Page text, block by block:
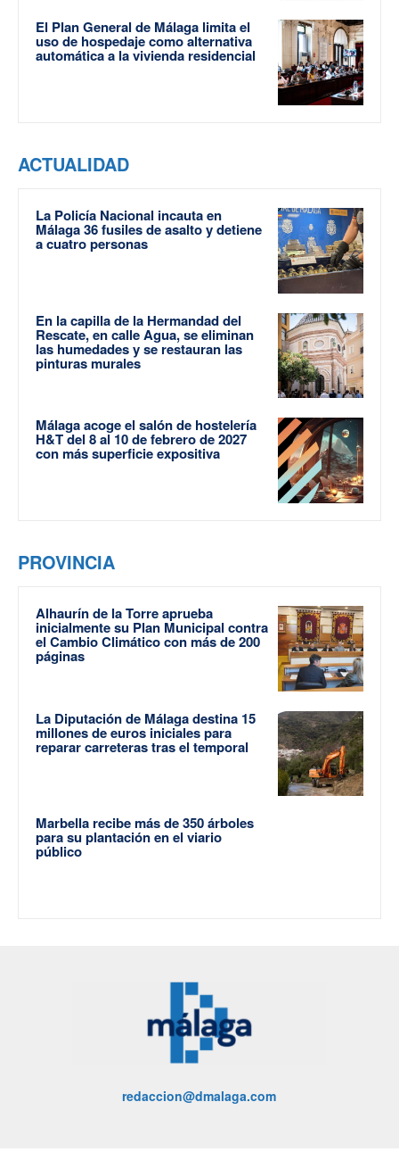
El Plan General de Málaga limita el
uso de hospedaje como alternativa
automática a la vivienda residencial
ACTUALIDAD
La Policía Nacional incauta en
Málaga 36 fusiles de asalto y detiene
a cuatro personas
En la capilla de la Hermandad del
Rescate, en calle Agua, se eliminan
las humedades y se restauran las
pinturas murales
Málaga acoge el salón de hostelería
H&T del 8 al 10 de febrero de 2027
con más superficie expositiva
PROVINCIA
Alhaurín de la Torre aprueba
inicialmente su Plan Municipal contra
el Cambio Climático con más de 200
páginas
La Diputación de Málaga destina 15
millones de euros iniciales para
reparar carreteras tras el temporal
Marbella recibe más de 350 árboles
para su plantación en el viario
público
redaccion@dmalaga.com